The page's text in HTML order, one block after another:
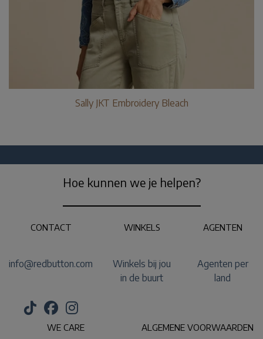
Sally JKT Embroidery Bleach
Hoe kunnen we je helpen?
CONTACT
info@redbutton.com
WINKELS
Winkels bij jou
in de buurt
AGENTEN
Agenten per
land
WE CARE ALGEMENE VOORWAARDEN